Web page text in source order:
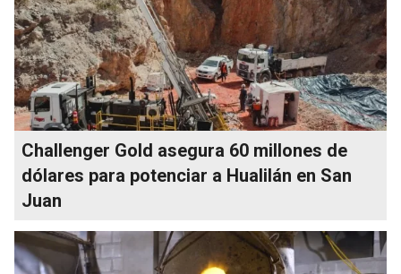
Challenger Gold asegura 60 millones de
dólares para potenciar a Hualilán en San
Juan